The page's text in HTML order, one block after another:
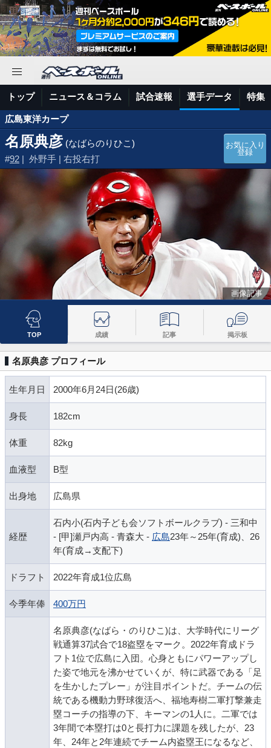
トップ ニュース＆コラム 試合速報 選手データ 特集
広島東洋カープ
名原典彦 (なばらのりひこ)
#92 | 外野手 | 右投右打
お気に入り
登録
画像記事
TOP 成績 記事 掲示板
名原典彦 プロフィール
生年月日 2000年6月24日(26歳)
身長 182cm
体重 82kg
血液型 B型
出身地 広島県
経歴
石内小(石内子ども会ソフトボールクラブ) - 三和中
- [甲]瀬戸内高 - 青森大 - 広島23年～25年(育成)、26
年(育成→支配下)
ドラフト 2022年育成1位広島
今季年俸 400万円
名原典彦(なばら・のりひこ)は、大学時代にリーグ
戦通算37試合で18盗塁をマーク。2022年育成ドラ
フト1位で広島に入団。心身ともにパワーアップし
た姿で地元を沸かせていくが、特に武器である「足
を生かしたプレー」が注目ポイントだ。チームの伝
統である機動力野球復活へ、福地寿樹二軍打撃兼走
塁コーチの指導の下、キーマンの1人に。二軍では
3年間で本塁打は0と長打力に課題を残したが、23
年、24年と2年連続でチーム内盗塁王になるなど、